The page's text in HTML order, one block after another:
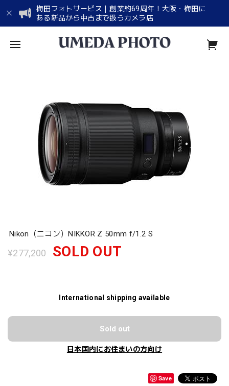
梅田フォトサービス｜創業約69周年！大阪・梅田に
ある新品から中古まで扱うカメラ店
Nikon（ニコン）NIKKOR Z 50mm f/1.2 S
¥277,200 SOLD OUT
International shipping available
Sold out
日本国内にお住まいの方向け
Save